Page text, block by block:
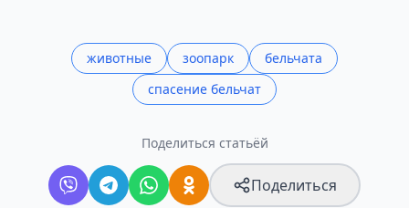
животные зоопарк
бельчата
спасение бельчат
Поделиться статьёй
Поделиться